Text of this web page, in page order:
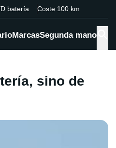
batería Coste 100 km
MarcasSegunda mano
sino de